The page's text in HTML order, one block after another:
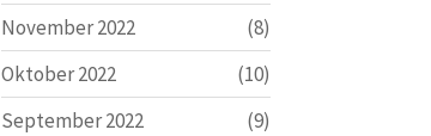
November 2022
(8)
Oktober 2022
(10)
September 2022
(9)